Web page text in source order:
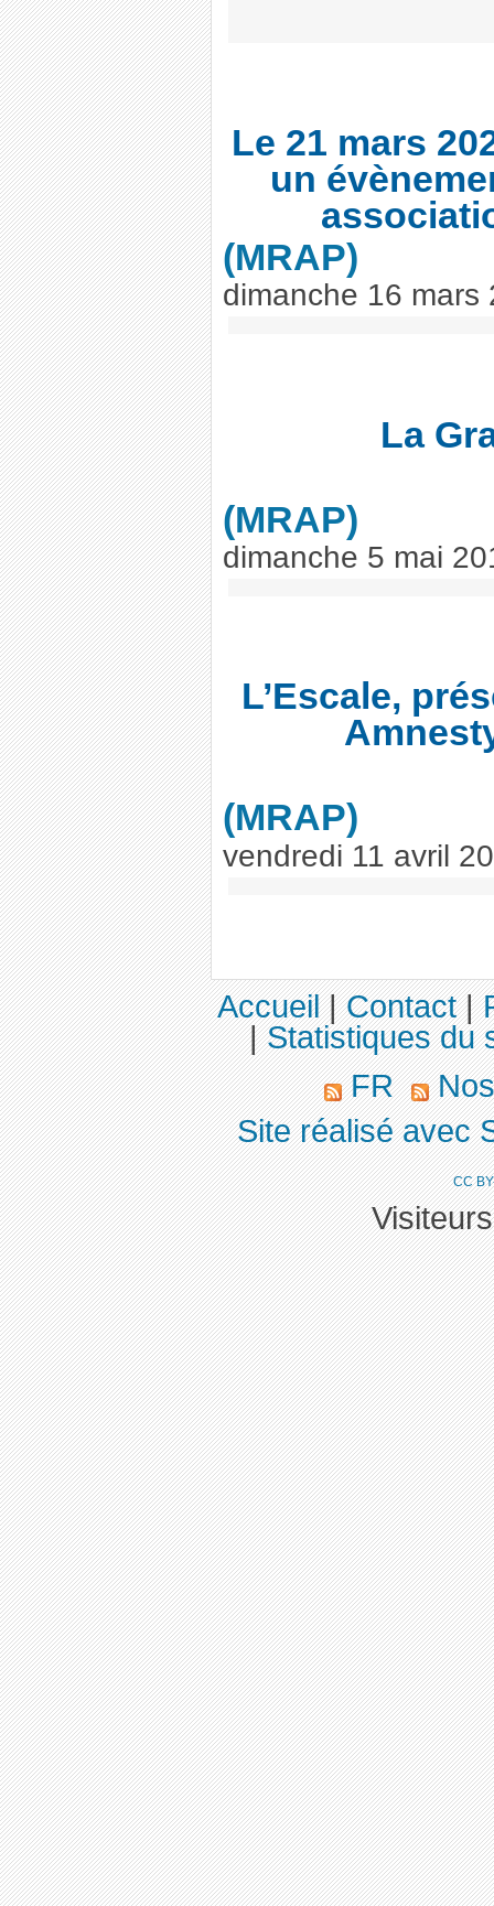
Le 21 mars
un
(MRAP)
dimanche 16 mars
La
(MRAP)
dimanche 5 mai
L’Escale,
(MRAP)
vendredi 11 avril
Accueil|Contact|
|Statistiques du
FR
Site réalisé avec
CC